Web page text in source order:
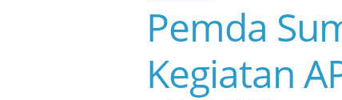
Pemda
Kegiatan